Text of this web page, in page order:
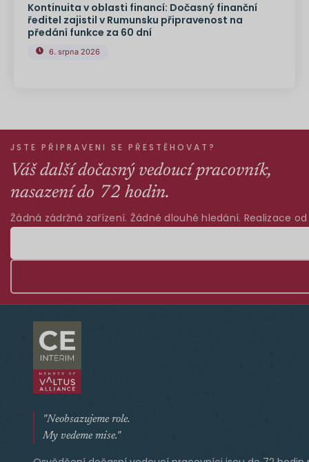
Kontinuita v oblasti financí: Dočasný finanční
ředitel zajistil v Rumunsku připravenost na
předání funkce za 60 dní
6. srpna 2026
JSTE PŘIPRAVENI SE PŘESTĚHOVAT?
Váš další dočasný vedoucí pracovník,
nasazení do 72 hodin.
Žádná zádržná zařízení. Žádné dlouhé hledání. Realizace
"Neobsazujeme role.
My vedeme mise."